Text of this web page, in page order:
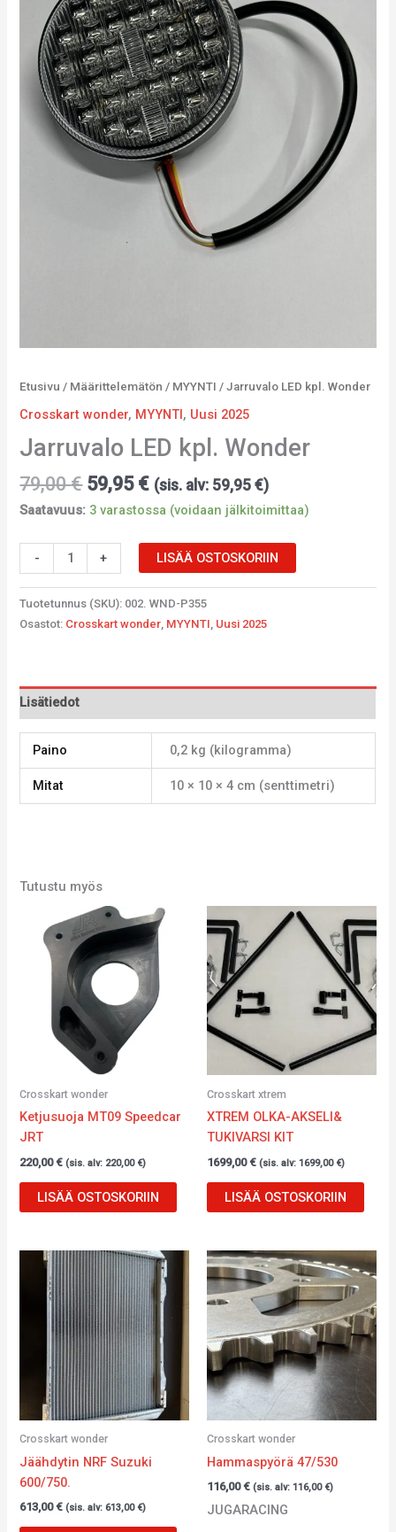
Etusivu / Määrittelemätön / MYYNTI / Jarruvalo LED kpl. Wonder
Crosskart wonder, MYYNTI, Uusi 2025
Jarruvalo LED kpl. Wonder
79,00€ 59,95 € (sis. alv: 59,95€)
Saatavuus: 3 varastossa (voidaan jälkitoimittaa)
- + LISÄÄ OSTOSKORIIN
Tuotetunnus (SKU): 002. WND-P355
Osastot: Crosskart wonder, MYYNTI, Uusi 2025
Lisätiedot
Paino 0,2 kg (kilogramma)
Mitat 10 × 10 × 4 cm (senttimetri)
Tutustu myös
Crosskart wonder
Ketjusuoja MT09 Speedcar
JRT
220,00€ (sis. alv: 220,00 €)
LISÄÄ OSTOSKORIIN
Crosskart xtrem
XTREM OLKA-AKSELI&
TUKIVARSI KIT
1699,00€ (sis. alv: 1699,00 €)
LISÄÄ OSTOSKORIIN
Crosskart wonder
Jäähdytin NRF Suzuki
600/750.
613,00€ (sis. alv:613,00 €)
Crosskart wonder
Hammaspyörä 47/530
116,00€ (sis. alv: 116,00 €)
JUGARACING